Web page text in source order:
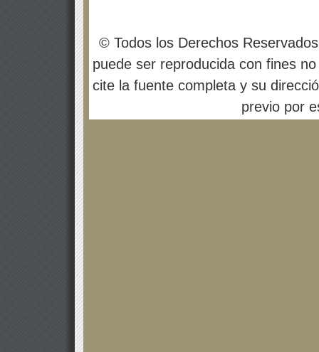
© Todos los Derechos
puede ser reproducida con fines
cite la fuente completa y su
previo por